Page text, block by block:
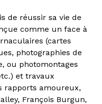
de réussir sa vie de
comme un face à
(cartes
photographies de
ou photomontages
et travaux
rapports amoureux,
François Burgun,